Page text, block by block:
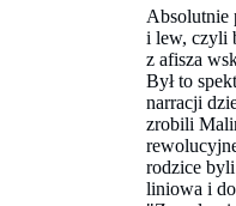
Absolutnie
i lew, czyli
z afisza
Był to
narracji
zrobili
rodzice
liniowa i